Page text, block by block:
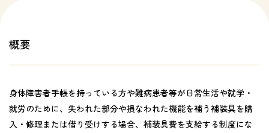
概要
身体障害者手帳を持っている方や難病患者等が日常生活や就学・
就労のために、失われた部分や損なわれた機能を補う補装具を購
入・修理または借り受けする場合、補装具費を支給する制度にな